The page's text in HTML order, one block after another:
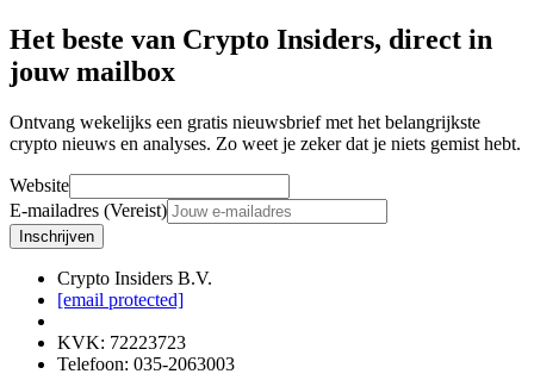
Het beste van Crypto Insiders, direct in
jouw mailbox
Ontvang wekelijks een gratis nieuwsbrief met het belangrijkste
crypto nieuws en analyses. Zo weet je zeker dat je niets gemist hebt.
Website
E-mailadres (Vereist)
Inschrijven
Crypto Insiders B.V.
[email protected]
KVK: 72223723
Telefoon: 035-2063003